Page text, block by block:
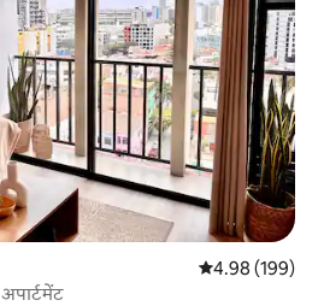
औसत रेटिंग 5 में से
4.98 (199)